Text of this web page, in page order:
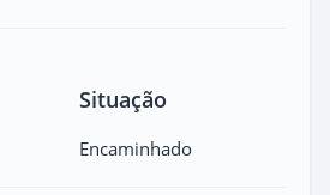
Situação
Encaminhado